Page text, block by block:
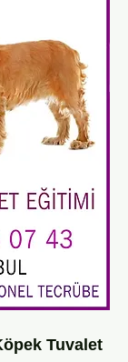
Tuvalet